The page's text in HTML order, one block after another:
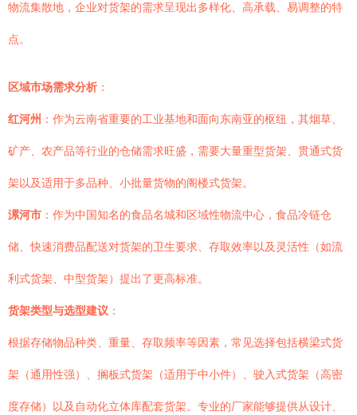
物流集散地，企业对货架的需求呈现出多样化、高承载、易调整的特
点。
区域市场需求分析 ：
红河州 ：作为云南省重要的工业基地和面向东南亚的枢纽，其烟草、
矿产、农产品等行业的仓储需求旺盛，需要大量重型货架、贯通式货
架以及适用于多品种、小批量货物的阁楼式货架。
漯河市 ：作为中国知名的食品名城和区域性物流中心，食品冷链仓
储、快速消费品配送对货架的卫生要求、存取效率以及灵活性（如流
利式货架、中型货架）提出了更高标准。
货架类型与选型建议 ：
根据存储物品种类、重量、存取频率等因素，常见选择包括横梁式货
架（通用性强）、搁板式货架（适用于中小件）、驶入式货架（高密
度存储）以及自动化立体库配套货架。专业的厂家能够提供从设计、